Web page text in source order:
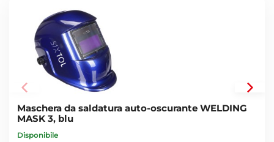
Per circonferenza della testa: 50 a 60,5 cm
Maschera da saldatura auto-oscurante WELDING
MASK 3, blu
Disponibile